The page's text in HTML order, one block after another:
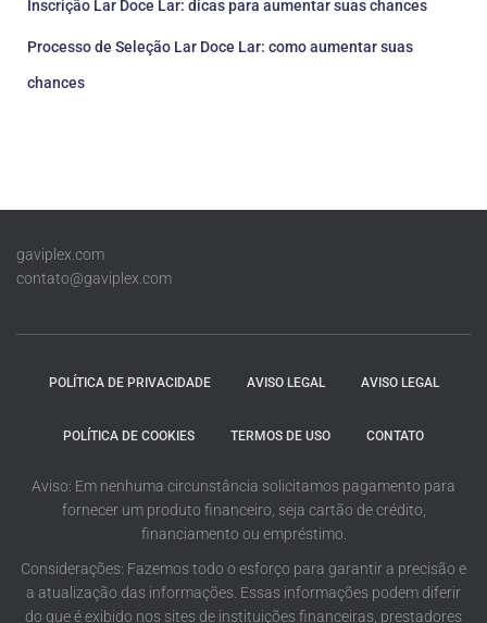
Inscrição Lar Doce Lar: dicas para aumentar suas chances
Processo de Seleção Lar Doce Lar: como aumentar suas
chances
gaviplex.com
contato@gaviplex.com
POLÍTICA DE PRIVACIDADE AVISO LEGAL AVISO LEGAL
POLÍTICA DE COOKIES TERMOS DE USO CONTATO
Aviso: Em nenhuma circunstância solicitamos pagamento para
fornecer um produto financeiro, seja cartão de crédito,
financiamento ou empréstimo.
Considerações: Fazemos todo o esforço para garantir a precisão e
a atualização das informações. Essas informações podem diferir
do que é exibido nos sites de instituições financeiras, prestadores